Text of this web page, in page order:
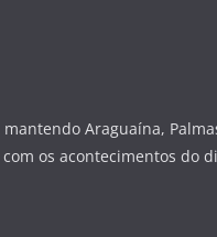
mantendo Araguaína,
os acontecimentos do